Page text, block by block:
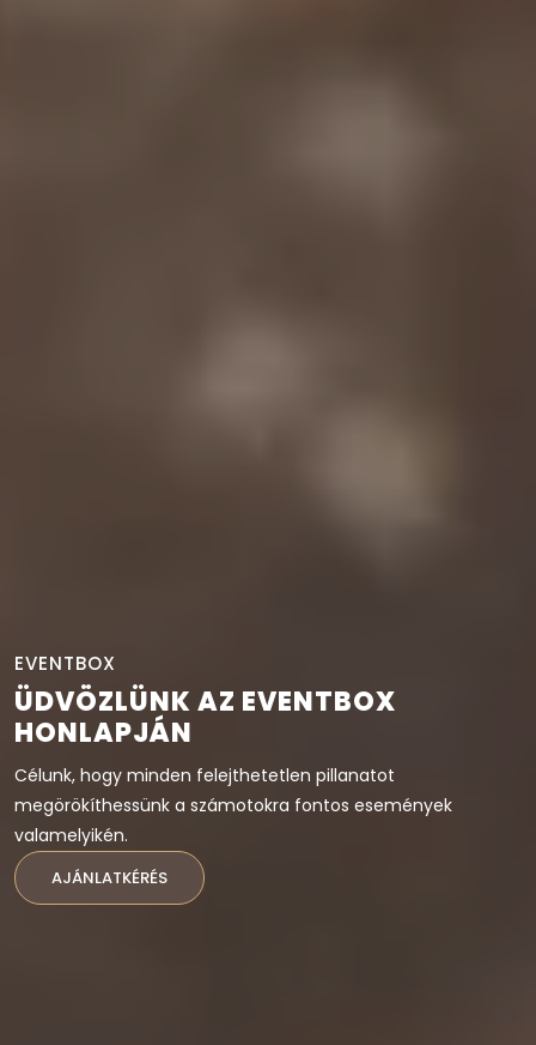
EVENTBOX
ÜDVÖZLÜNK AZ EVENTBOX
HONLAPJÁN
Célunk, hogy minden felejthetetlen pillanatot
megörökíthessünk a számotokra fontos események
valamelyikén.
AJÁNLATKÉRÉS